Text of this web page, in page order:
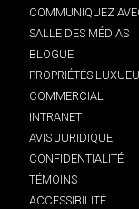
COMMUNIQUEZ
SALLE DES MÉDIAS
BLOGUE
PROPRIÉTÉS
COMMERCIAL
INTRANET
AVIS JURIDIQUE
CONFIDENTIALITÉ
TÉMOINS
ACCESSIBILITÉ